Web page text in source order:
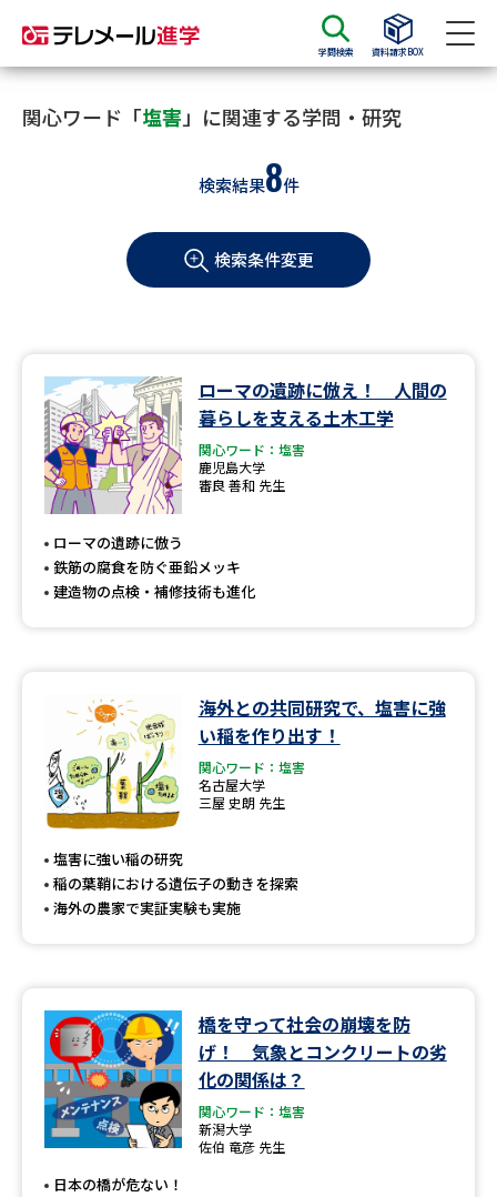
学問検索 資料請求BOX
資料請求 資料検索
大学・短大の資料種類から請求
学部・学科パンフ
過去問題集
大学・短大以外の資料から請求
専門学校の資料請求 大学院の資料請求
留学・進学関連、塾・予備校
高等学校（情報）教員資格認定
大学研究
大学で学べる内容や特徴を調べる
データサイエンス特集 奨学金・特待生制度特集
デジタルパンフレット 進路の３択
新学年スタート号特集ページ
（高3生用）
新学年スタート号特集ページ
関心ワード「塩害」に関連する学問・研究
検索結果8件
検索条件変更
ローマの遺跡に倣え！ 人間の
暮らしを支える土木工学
関心ワード：塩害
鹿児島大学
審良 善和 先生
ローマの遺跡に倣う
鉄筋の腐食を防ぐ亜鉛メッキ
建造物の点検・補修技術も進化
海外との共同研究で、塩害に強
い稲を作り出す！
関心ワード：塩害
名古屋大学
三屋 史朗 先生
塩害に強い稲の研究
稲の葉鞘における遺伝子の動きを探索
海外の農家で実証実験も実施
橋を守って社会の崩壊を防
げ！ 気象とコンクリートの劣
化の関係は？
関心ワード：塩害
新潟大学
佐伯 竜彦 先生
日本の橋が危ない！